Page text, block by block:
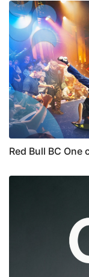
Red Bull BC